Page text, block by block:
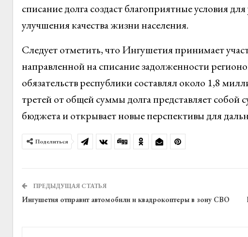
списание долга создаст благоприятные условия
улучшения качества жизни населения.
Следует отметить, что Ингушетия принимает
направленной на списание задолженности
обязательств республики составлял около 1,8
третей от общей суммы долга представляет собой
бюджета и открывает новые перспективы для
Поделиться
ПРЕДЫДУЩАЯ СТАТЬЯ
Ингушетия отправит автомобили и квадрокоптеры в зону СВО